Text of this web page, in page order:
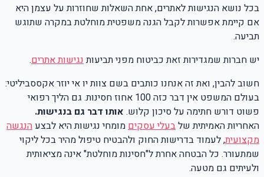
בכל נושא הנגישות לאתרים, אחת השאלות שחוזרות על עצמן היא
אם קיימת אפשרות לקבל הגנה משפטית מוחלטת במקרה שתוגש
תביעה.
יש חברות שמגדירות זאת כביטוח מפני תביעותנגישות אתרים.
חשוב להבין, ואת זה אנחנו כותבים בשם צוות יו אי יוזר אקססביליטי:
בעולם המשפט אין דבר כזה 100 אחוז חסינות. גם הליך רפואי
פשוט דורש חתימה על סיכון קלוש. אותו דבר גם בנגישות.
האחריות האמיתית שלבעלי עסקים מומחי נגישות היא לבצע הנגשה
מקצועית, לעמוד בדרישות החוק ולהבטיח טיפול מהיר בכל ליקוי
שמתעורר. כל הבטחה אחרת ל"חסינות מוחלטת" אינה מציאותית
ולעיתים גם מטעה.